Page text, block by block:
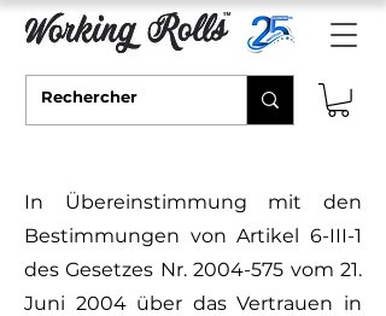
In Übereinstimmung mit den
Bestimmungen von Artikel 6-III-1
des Gesetzes Nr.2004-575 vom 21.
Juni 2004 über das Vertrauen in